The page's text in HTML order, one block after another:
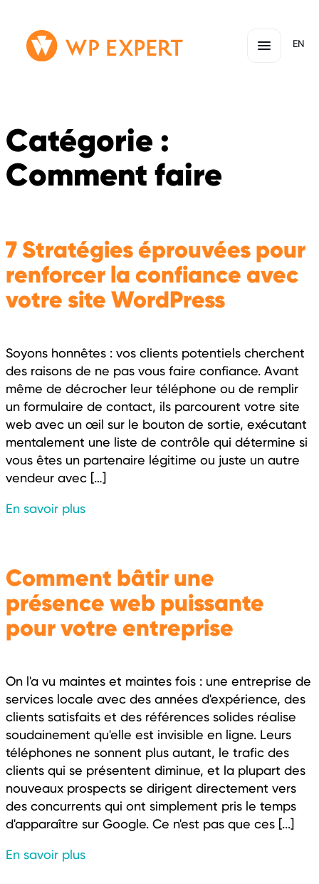
Passer
au
Lien
page
EN
Catégorie :
Comment faire
7 Stratégies éprouvées pour
renforcer la confiance avec
votre site WordPress
Soyons honnêtes : vos clients potentiels cherchent
des raisons de ne pas vous faire confiance. Avant
même de décrocher leur téléphone ou de remplir
un formulaire de contact, ils parcourent votre site
web avec un œil sur le bouton de sortie, exécutant
mentalement une liste de contrôle qui détermine si
vous êtes un partenaire légitime ou juste un autre
vendeur avec […]
En savoir plus
Comment bâtir une
présence web puissante
pour votre entreprise
On l'a vu maintes et maintes fois : une entreprise de
services locale avec des années d'expérience, des
clients satisfaits et des références solides réalise
soudainement qu'elle est invisible en ligne. Leurs
téléphones ne sonnent plus autant, le trafic des
clients qui se présentent diminue, et la plupart des
nouveaux prospects se dirigent directement vers
des concurrents qui ont simplement pris le temps
d'apparaître sur Google. Ce n'est pas que ces [...]
En savoir plus